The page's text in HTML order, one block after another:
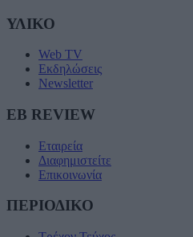
ΥΛΙΚΟ
Web TV
Εκδηλώσεις
Newsletter
EB REVIEW
Εταιρεία
Διαφημιστείτε
Επικοινωνία
ΠΕΡΙΟΔΙΚΟ